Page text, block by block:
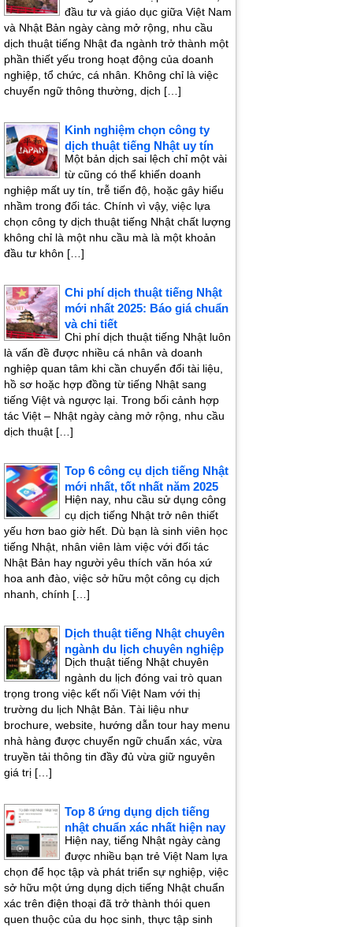
đầu tư và giáo dục giữa Việt Nam
và Nhật Bản ngày càng mở rộng, nhu cầu
dịch thuật tiếng Nhật đa ngành trở thành một
phần thiết yếu trong hoạt động của doanh
nghiệp, tổ chức, cá nhân. Không chỉ là việc
chuyển ngữ thông thường, dịch […]
Kinh nghiệm chọn công ty
dịch thuật tiếng Nhật uy tín
Một bản dịch sai lệch chỉ một vài
từ cũng có thể khiến doanh
nghiệp mất uy tín, trễ tiến độ, hoặc gây hiểu
nhầm trong đối tác. Chính vì vậy, việc lựa
chọn công ty dịch thuật tiếng Nhật chất lượng
không chỉ là một nhu cầu mà là một khoản
đầu tư khôn […]
Chi phí dịch thuật tiếng Nhật
mới nhất 2025: Báo giá chuẩn
và chi tiết
Chi phí dịch thuật tiếng Nhật luôn
là vấn đề được nhiều cá nhân và doanh
nghiệp quan tâm khi cần chuyển đổi tài liệu,
hồ sơ hoặc hợp đồng từ tiếng Nhật sang
tiếng Việt và ngược lại. Trong bối cảnh hợp
tác Việt – Nhật ngày càng mở rộng, nhu cầu
dịch thuật […]
Top 6 công cụ dịch tiếng Nhật
mới nhất, tốt nhất năm 2025
Hiện nay, nhu cầu sử dụng công
cụ dịch tiếng Nhật trở nên thiết
yếu hơn bao giờ hết. Dù bạn là sinh viên học
tiếng Nhật, nhân viên làm việc với đối tác
Nhật Bản hay người yêu thích văn hóa xứ
hoa anh đào, việc sở hữu một công cụ dịch
nhanh, chính […]
Dịch thuật tiếng Nhật chuyên
ngành du lịch chuyên nghiệp
Dịch thuật tiếng Nhật chuyên
ngành du lịch đóng vai trò quan
trọng trong việc kết nối Việt Nam với thị
trường du lịch Nhật Bản. Tài liệu như
brochure, website, hướng dẫn tour hay menu
nhà hàng được chuyển ngữ chuẩn xác, vừa
truyền tải thông tin đầy đủ vừa giữ nguyên
giá trị […]
Top 8 ứng dụng dịch tiếng
nhật chuẩn xác nhất hiện nay
Hiện nay, tiếng Nhật ngày càng
được nhiều bạn trẻ Việt Nam lựa
chọn để học tập và phát triển sự nghiệp, việc
sở hữu một ứng dụng dịch tiếng Nhật chuẩn
xác trên điện thoại đã trở thành thói quen
quen thuộc của du học sinh, thực tập sinh